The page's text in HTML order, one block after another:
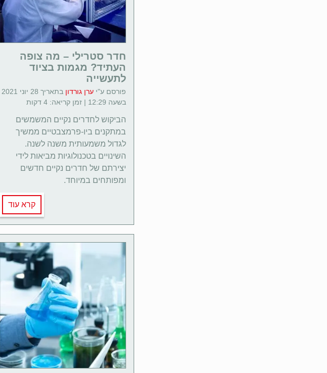
חדר סטרילי – מה צופה
העתיד? מגמות בציוד
לתעשייה
פורסם ע"י ערן גורדון
בתאריך 28 יוני 2021
בשעה 12:29 | זמן קריאה: 4 דקות
הביקוש לחדרים נקיים המשמשים
במתקנים ביו-פרמצבטיים ממשיך
לגדול משמעותית משנה לשנה.
השינויים בטכנולוגיות מביאות לידי
יצירתם של חדרים נקיים חדשים
ומפותחים במיוחד.
קרא עוד